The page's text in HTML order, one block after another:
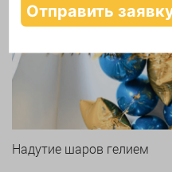
Арки и гирлянды из шаров
Надутие шаров гелием